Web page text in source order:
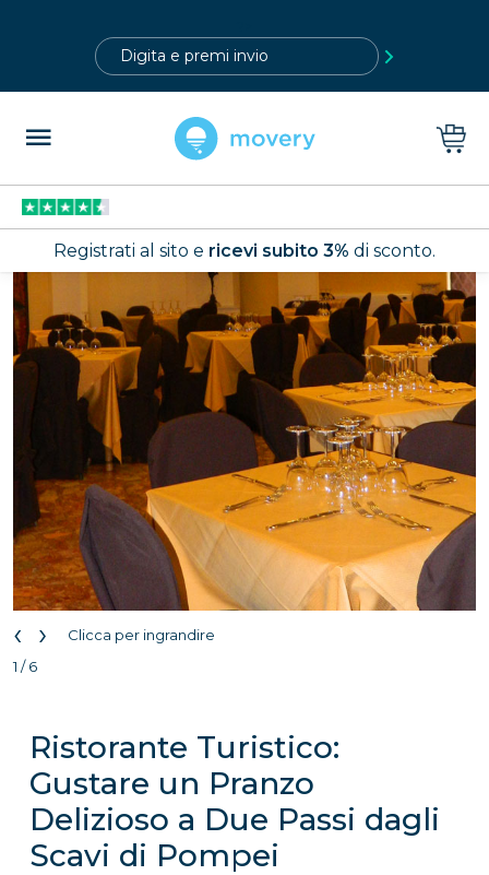
Registrati al sito e ricevi subito 3% di sconto.
‹ ›
Clicca per ingrandire
1 / 6
Ristorante Turistico:
Gustare un Pranzo
Delizioso a Due Passi dagli
Scavi di Pompei